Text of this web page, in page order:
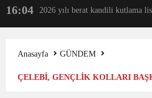
16:04 2026 yılı berat kandili kutlama
Anasayfa
GÜNDEM
ÇELEBİ, GENÇLİK KOLLARI